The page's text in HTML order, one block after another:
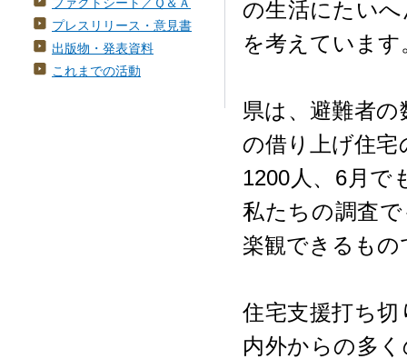
ファクトシート／Ｑ＆Ａ
プレスリリース・意見書
出版物・発表資料
これまでの活動
の生活にたい
を考えています
県は、避難者
の借り上げ住宅
1200人、6月で
私たちの調査
楽観できるも
住宅支援打ち
内外からの多